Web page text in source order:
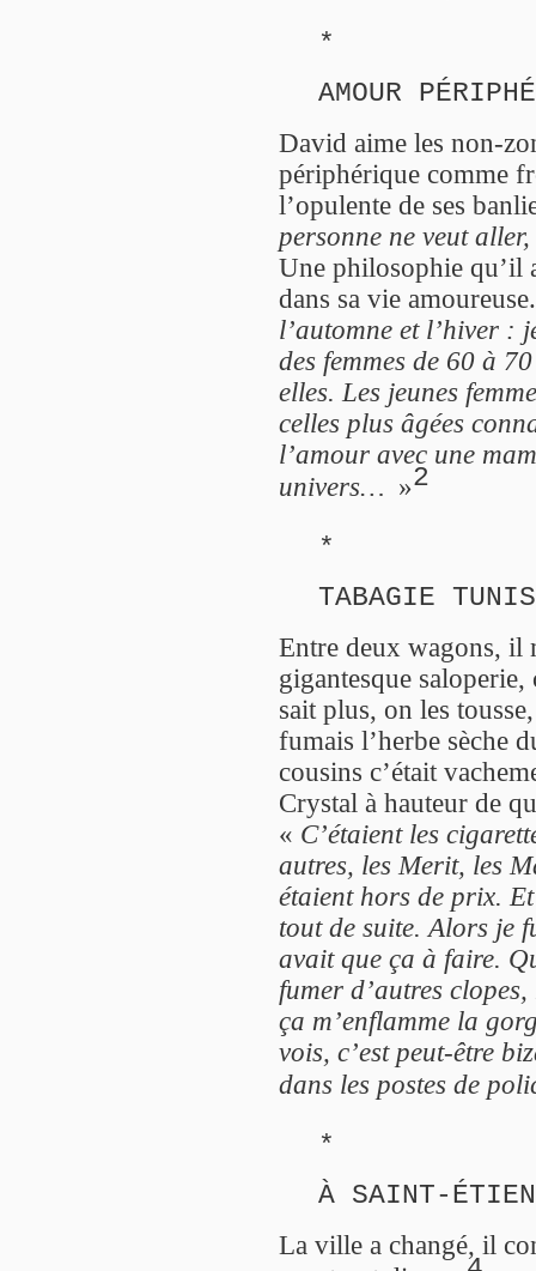
*
AMOUR
David aime les non-
périphérique comme
l’opulente de ses
personne ne veut
Une philosophie qu’il
dans sa vie
l’automne et l’hiver :
des femmes de 60 à
elles. Les jeunes
celles plus âgées
l’amour avec une
univers… »2
*
TABAGIE
Entre deux wagons, il
gigantesque
sait plus, on les
fumais l’herbe sèche
cousins c’était
Crystal à hauteur de
« C’étaient les
autres, les Merit, les
étaient hors de prix.
tout de suite. Alors je
avait que ça à faire.
fumer d’autres
ça m’enflamme la
vois, c’est peut-être
dans les postes de
*
À SAINT-
La ville a changé, il